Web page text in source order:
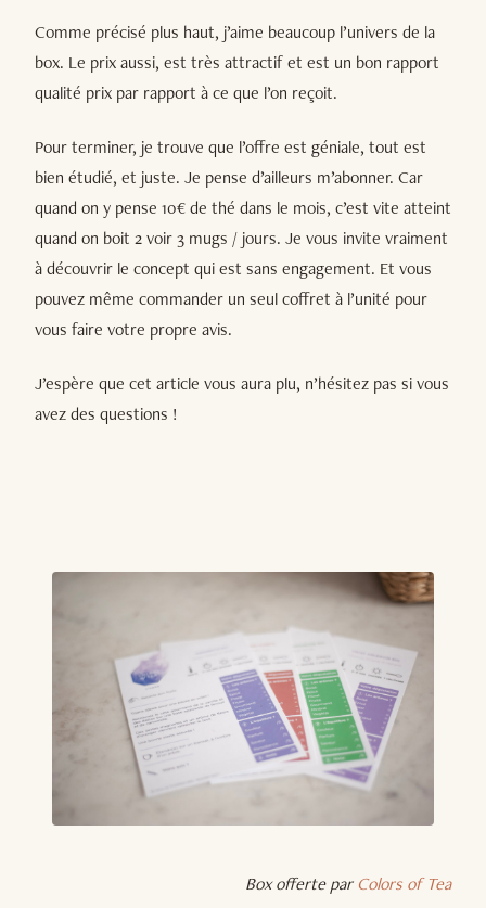
Comme précisé plus haut, j’aime beaucoup l’univers de la
box. Le prix aussi, est très attractif et est un bon rapport
qualité prix par rapport à ce que l’on reçoit.
Pour terminer, je trouve que l’offre est géniale, tout est
bien étudié, et juste. Je pense d’ailleurs m’abonner. Car
quand on y pense 10€ de thé dans le mois, c’est vite atteint
quand on boit 2 voir 3 mugs / jours. Je vous invite vraiment
à découvrir le concept qui est sans engagement. Et vous
pouvez même commander un seul coffret à l’unité pour
vous faire votre propre avis.
J’espère que cet article vous aura plu, n’hésitez pas si vous
avez des questions !
Box offerte parColors of Tea